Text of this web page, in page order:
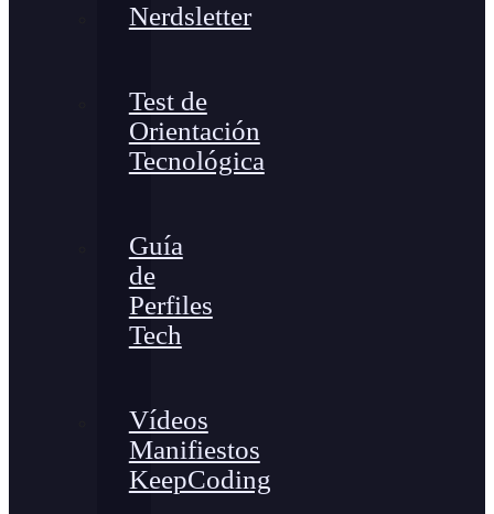
Nerdsletter
Test de
Orientación
Tecnológica
Guía
de
Perfiles
Tech
Vídeos
Manifiestos
KeepCoding